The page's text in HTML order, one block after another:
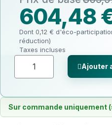
604,48
Dont 0,12 € d'éco-
réduction)
Taxes incluses
Ajouter
Sur commande uniquement